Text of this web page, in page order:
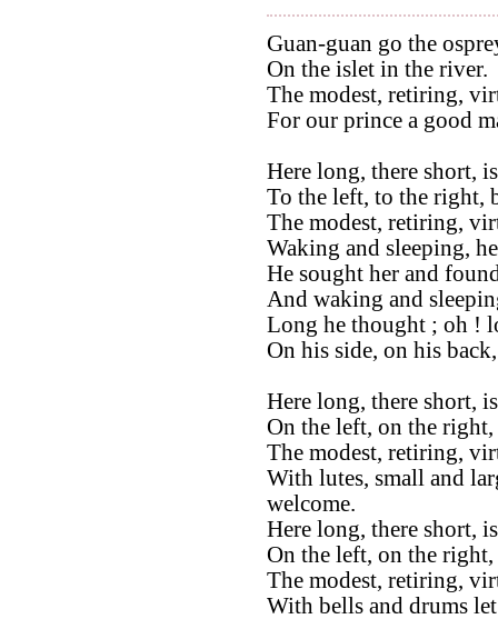
Guan-guan go the
On the islet in the river.
The modest, retiring,
For our prince a good
Here long, there short,
To the left, to the right,
The modest, retiring,
Waking and sleeping,
He sought her and
And waking and
Long he thought ; oh !
On his side, on his
Here long, there short,
On the left, on the
The modest, retiring,
With lutes, small and
welcome.
Here long, there short,
On the left, on the
The modest, retiring,
With bells and drums